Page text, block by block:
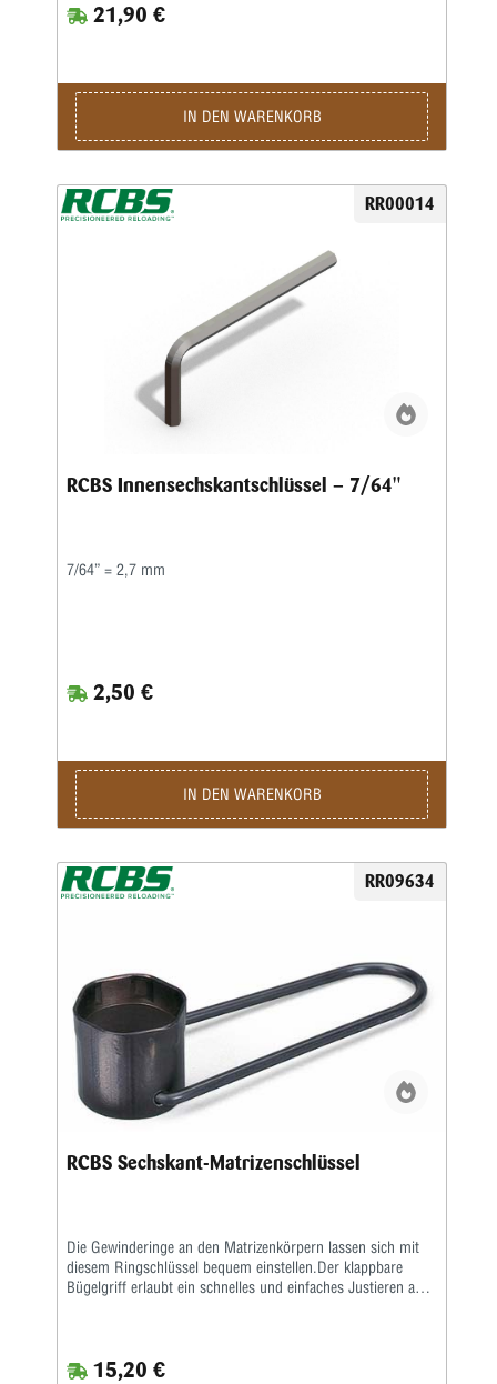
passt auf die kleinere gerändelte Sicherungsmutter oben auf
der Nachladematrize, die die Entkappungsbaugruppe
Sicherungsringen von Handladern mit einstellbaren Zangen
auftreten.
21,90 €
IN DEN WARENKORB
RR00014
RCBS Innensechskantschlüssel – 7/64"
7/64” = 2,7 mm
2,50 €
IN DEN WARENKORB
RR09634
RCBS Sechskant-Matrizenschlüssel
Die Gewinderinge an den Matrizenkörpern lassen sich mit
diesem Ringschlüssel bequem einstellen.Der klappbare
Bügelgriff erlaubt ein schnelles und einfaches Justieren aus
15,20 €